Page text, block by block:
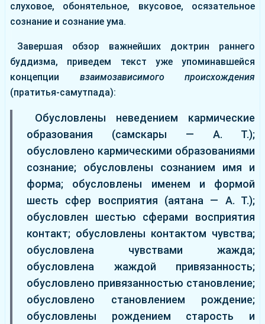
слуховое, обонятельное, вкусовое, осязательное
сознание и сознание ума.
Завершая обзор важнейших доктрин раннего
буддизма, приведем текст уже упоминавшейся
концепции взаимозависимого происхождения
(пратитья-самутпада):
Обусловлены неведением кармические
образования (самскары — А. Т.);
обусловлено кармическими образованиями
сознание; обусловлены сознанием имя и
форма; обусловлены именем и формой
шесть сфер восприятия (аятана — А. Т.);
обусловлен шестью сферами восприятия
контакт; обусловлены контактом чувства;
обусловлена чувствами жажда;
обусловлена жаждой привязанность;
обусловлено привязанностью становление;
обусловлено становлением рождение;
обусловлены рождением старость и